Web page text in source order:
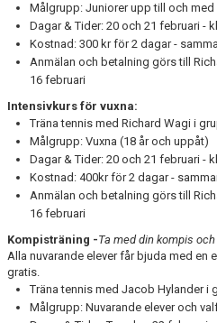
Målgrupp: Juniorer upp till och med
Dagar & Tider: 20 och 21 februari -
Kostnad: 300 kr för 2 dagar -
Anmälan och betalning görs till
16 februari
Intensivkurs för vuxna:
Träna tennis med Richard Wagi i
Målgrupp: Vuxna (18 år och uppåt)
Dagar & Tider: 20 och 21 februari -
Kostnad: 400kr för 2 dagar -
Anmälan och betalning görs till
16 februari
Kompisträning -Ta med din kompis
Alla nuvarande elever får bjuda med en
gratis.
Träna tennis med Jacob Hylander i
Målgrupp: Nuvarande elever och